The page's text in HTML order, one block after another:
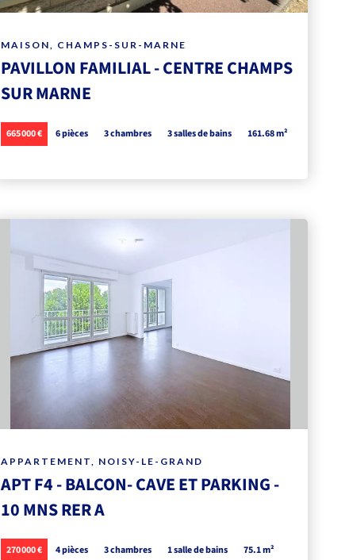
MAISON, CHAMPS-SUR-MARNE
PAVILLON FAMILIAL - CENTRE CHAMPS
SUR MARNE
665 000 € 6 pièces 3 chambres 3 salles de bains 161.68 m²
APPARTEMENT, NOISY-LE-GRAND
APT F4 - BALCON- CAVE ET PARKING -
10 MNS RER A
270 000 € 4 pièces 3 chambres 1 salle de bains 75.1 m²